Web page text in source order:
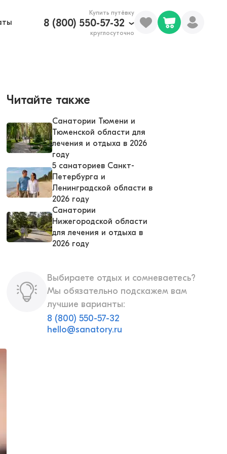
Купить путёвку
8 (800) 550-57-32
круглосуточно
Читайте также
Санатории Тюмени и
Тюменской области для
лечения и отдыха в 2026
году
5 санаториев Санкт-
Петербурга и
Ленинградской области в
2026 году
Санатории
Нижегородской области
для лечения и отдыха в
2026 году
Выбираете отдых и сомневаетесь?
Мы обязательно подскажем вам
лучшие варианты:
8 (800) 550-57-32
hello@sanatory.ru